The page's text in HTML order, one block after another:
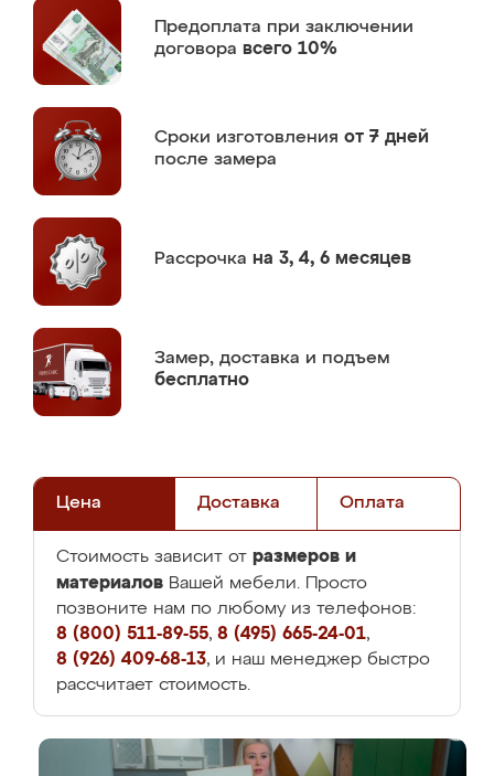
Предоплата при заключении
договора всего 10%
Сроки изготовления от 7 дней
после замера
Рассрочка на 3, 4, 6 месяцев
Замер, доставка и подъем
бесплатно
Цена Доставка Оплата
Стоимость зависит от размеров и
материалов Вашей мебели. Просто
позвоните нам по любому из телефонов:
8 (800) 511-89-55, 8 (495) 665-24-01,
8 (926) 409-68-13, и наш менеджер быстро
рассчитает стоимость.